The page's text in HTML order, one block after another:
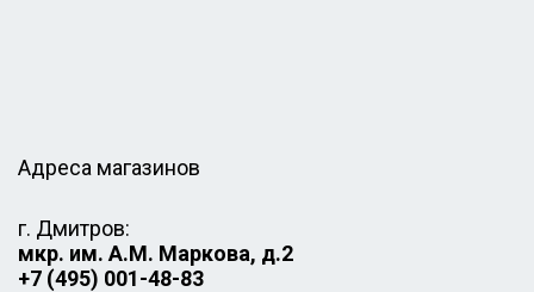
Адреса магазинов
г. Дмитров:
мкр. им. А.М. Маркова, д.2
+7 (495) 001-48-83